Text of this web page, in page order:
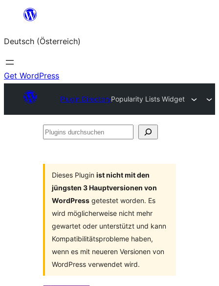
springen
Deutsch (Österreich)
Get WordPress
Plugin DirectoryPopularity Lists Widget
Plugins
Dieses Plugin ist nicht mit den
jüngsten 3 Hauptversionen von
WordPress getestet worden. Es
wird möglicherweise nicht mehr
gewartet oder unterstützt und kann
Kompatibilitätsprobleme haben,
wenn es mit neueren Versionen von
WordPress verwendet wird.